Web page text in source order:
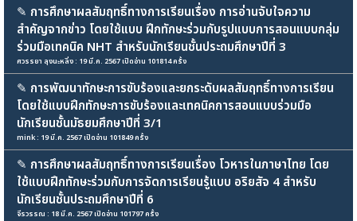
✎ การศึกษาผลสัมฤทธิ์ทางการเรียนเรื่อง การอ่านจับใจความ
สำคัญจากข่าว โดยใช้แบบ ฝึกทักษะร่วมกับรูปแบบการสอนแบบกลุ่ม
ร่วมมือเทคนิค NHT สำหรับนักเรียนชั้นประถมศึกษาปีที่ 3
ศวรรยา ลุงนะหลิ่ง : 19 มี.ค. 2567 เปิดอ่าน 101814 ครั้ง
✎ การพัฒนาทักษะการขับร้องและยกระดับผลสัมฤทธิ์ทางการเรียน
โดยใช้แบบฝึกทักษะการขับร้องและเทคนิคการสอนแบบร่วมมือ
นักเรียนชั้นมัธยมศึกษาปีที่ 3/1
mink : 19 มี.ค. 2567 เปิดอ่าน 101849 ครั้ง
✎ การศึกษาผลสัมฤทธิ์ทางการเรียนเรื่อง โวหารในภาษาไทย โดย
ใช้แบบฝึกทักษะร่วมกับการจัดการเรียนรู้แบบ อริยสัจ 4 สำหรับ
นักเรียนชั้นประถมศึกษาปีที่ 6
จีรวรรณ : 18 มี.ค. 2567 เปิดอ่าน 101797 ครั้ง